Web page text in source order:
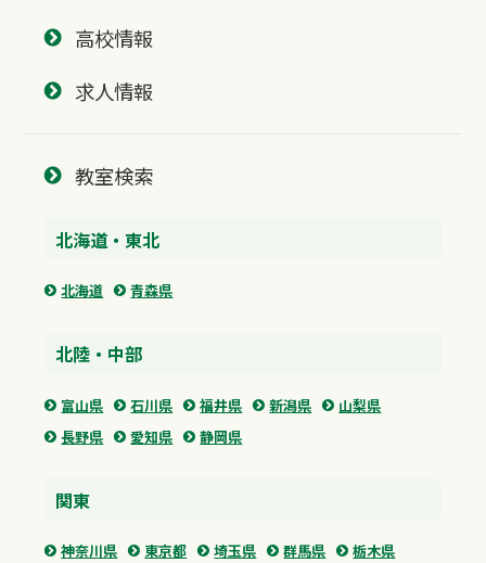
高校情報
求人情報
教室検索
北海道・東北
北海道 青森県
北陸・中部
富山県 石川県 福井県 新潟県
山梨県
長野県
愛知県 静岡県
関東
神奈川県 東京都 埼玉県 群馬県
栃木県